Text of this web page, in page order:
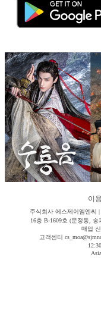
이
주식회사 에스제이엠엔씨
16층 B-1609호 (문정동,
매업
고객센터